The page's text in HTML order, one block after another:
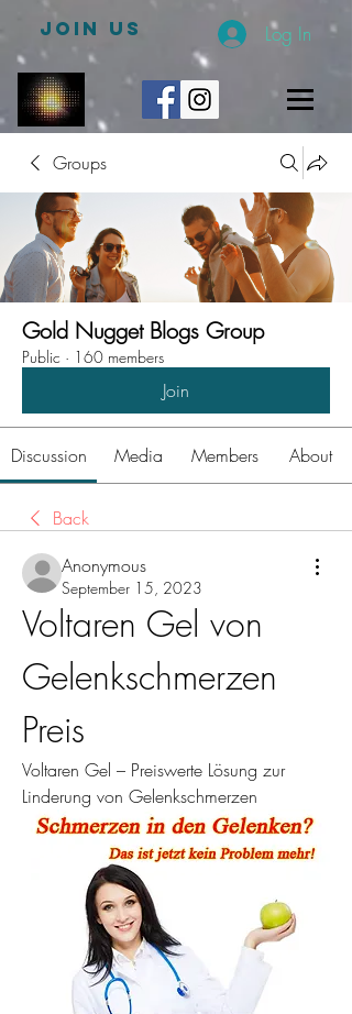
JOIN US Log In
Groups
Gold Nugget Blogs Group
Public · 160 members
Join
Discussion Media Members About
Back
Anonymous
September 15, 2023
Voltaren Gel von
Gelenkschmerzen
Preis
Voltaren Gel – Preiswerte Lösung zur
Linderung von Gelenkschmerzen